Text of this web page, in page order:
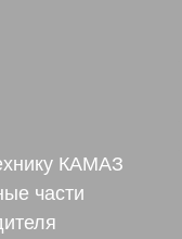
КАМАЗ
части